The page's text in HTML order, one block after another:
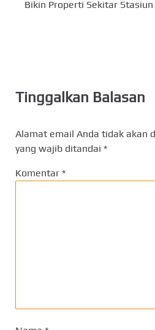
Bikin Properti Sekitar
Tinggalkan Balasan
Alamat email Anda tidak akan
yang wajib ditandai *
Komentar *